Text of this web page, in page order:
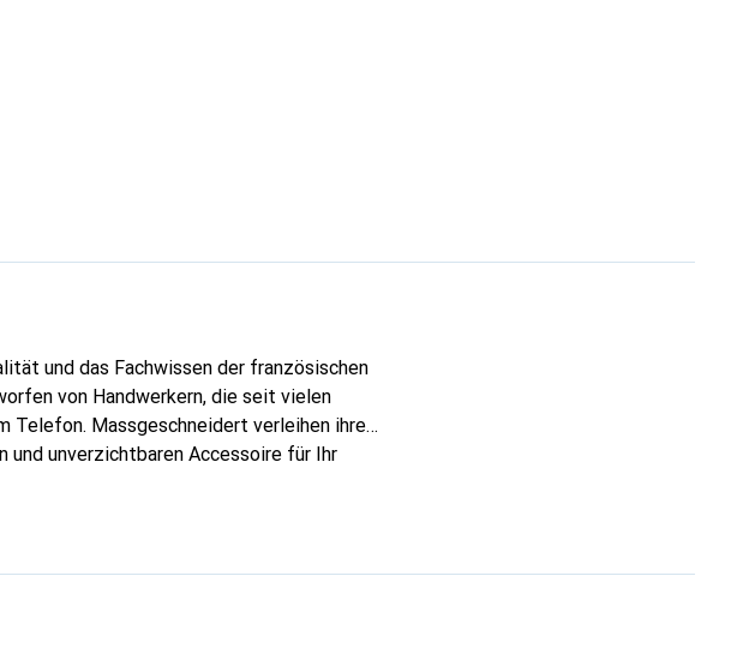
und das Fachwissen der französischen
von Handwerkern, die seit vielen
Telefon. Massgeschneidert verleihen ihre
und unverzichtbaren Accessoire für Ihr